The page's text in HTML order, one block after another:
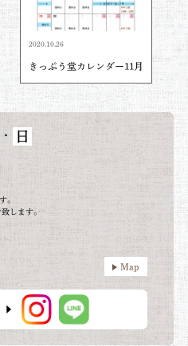
2020.10.26
きっぷう堂カレンダー11月
・ 日
。
します。
Map